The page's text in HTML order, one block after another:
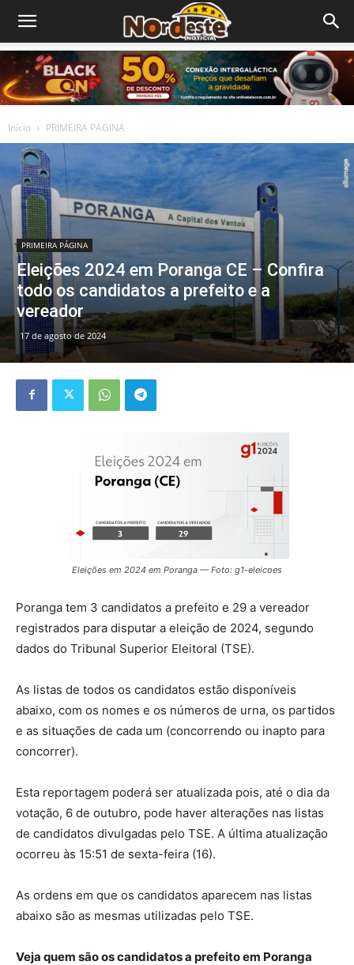
Início PRIMEIRA PÁGINA
PRIMEIRA PÁGINA
Eleições 2024 em Poranga CE – Confira
todo os candidatos a prefeito e a
vereador
17 de agosto de 2024
Eleições em 2024 em Poranga — Foto: g1-eleicoes
Poranga tem 3 candidatos a prefeito e 29 a vereador
registrados para disputar a eleição de 2024, segundo
dados do Tribunal Superior Eleitoral (TSE).
As listas de todos os candidatos estão disponíveis
abaixo, com os nomes e os números de urna, os partidos
e as situações de cada um (concorrendo ou inapto para
concorrer).
Esta reportagem poderá ser atualizada pois, até o dia da
votação, 6 de outubro, pode haver alterações nas listas
de candidatos divulgadas pelo TSE. A última atualização
ocorreu às 15:51 de sexta-feira (16).
As ordens em que os candidatos aparecem nas listas
abaixo são as mesmas utilizadas pelo TSE.
Veja quem são os candidatos a prefeito em Poranga